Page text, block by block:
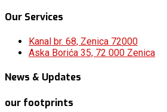
Our Services
Kanal br. 68, Zenica 72000
Aska Borića 35, 72 000 Zenica
News & Updates
our footprints